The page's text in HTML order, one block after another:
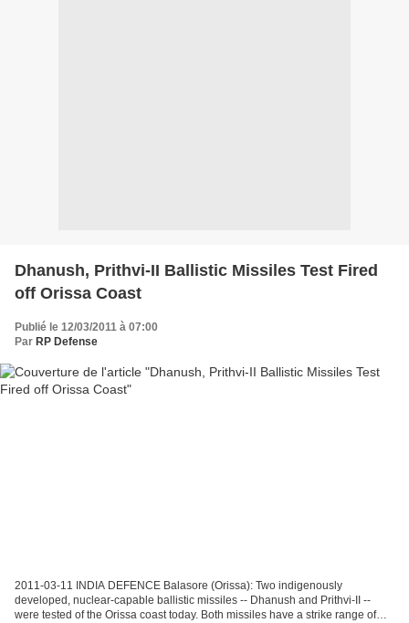
Dhanush, Prithvi-II Ballistic Missiles Test Fired
off Orissa Coast
Publié le 12/03/2011 à 07:00
Par RP Defense
2011-03-11 INDIA DEFENCE Balasore (Orissa): Two indigenously
developed, nuclear-capable ballistic missiles -- Dhanush and Prithvi-II --
were tested of the Orissa coast today. Both missiles have a strike range of